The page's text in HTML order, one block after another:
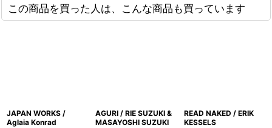
この商品を買った人は、こんな商品も買っています
JAPAN WORKS /
Aglaia Konrad
AGURI / RIE SUZUKI &
MASAYOSHI SUZUKI
READ NAKED / ERIK
KESSELS